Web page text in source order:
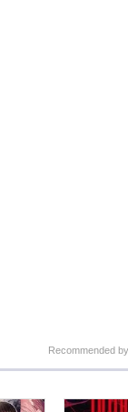
Recommended by